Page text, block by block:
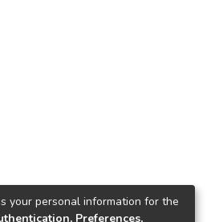
your personal information for the
Preferences,